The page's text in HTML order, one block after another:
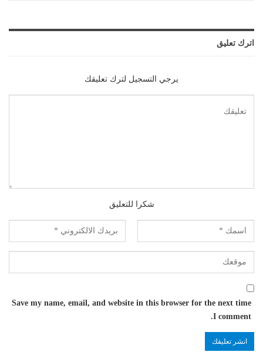
اترك تعليق
يرجي التسجيل لترك تعليقك
شكرا للتعليق
Save my name, email, and website in this browser for the next time
I comment.